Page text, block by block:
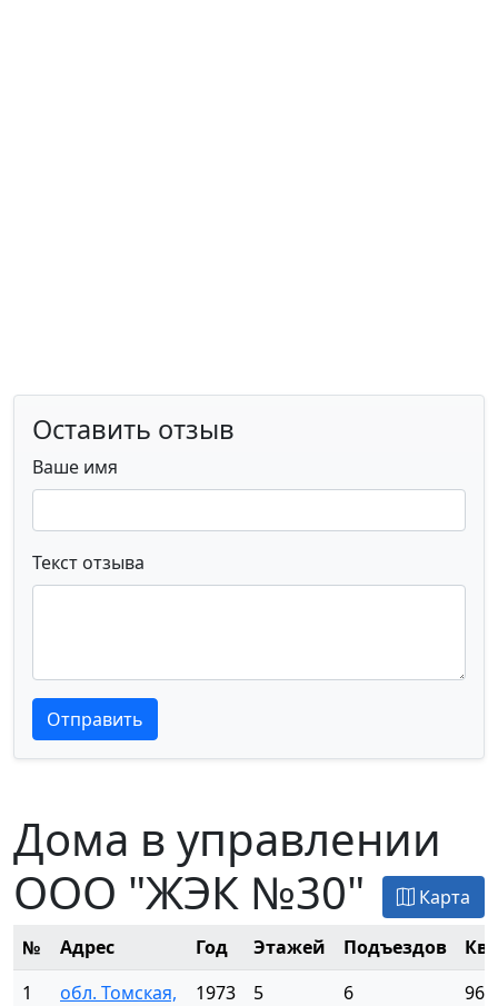
Оставить отзыв
Ваше имя
Текст отзыва
Текст отзыва
Текст отзыва
Отправить
Дома в управлении
ООО "ЖЭК №30"
Карта
№ Адрес Год Этажей Подъездов
1
обл. Томская,
1973 5 6 96